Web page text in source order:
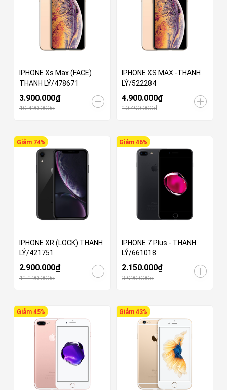
IPHONE Xs Max (FACE)
THANH LÝ/478671
3.900.000₫
10.490.000₫
IPHONE XS MAX -THANH
LÝ/522284
4.900.000₫
10.490.000₫
Giảm 74%
IPHONE XR (LOCK) THANH
LÝ/421751
2.900.000₫
11.190.000₫
Giảm 46%
IPHONE 7 Plus - THANH
LÝ/661018
2.150.000₫
3.990.000₫
Giảm 45% Giảm 43%